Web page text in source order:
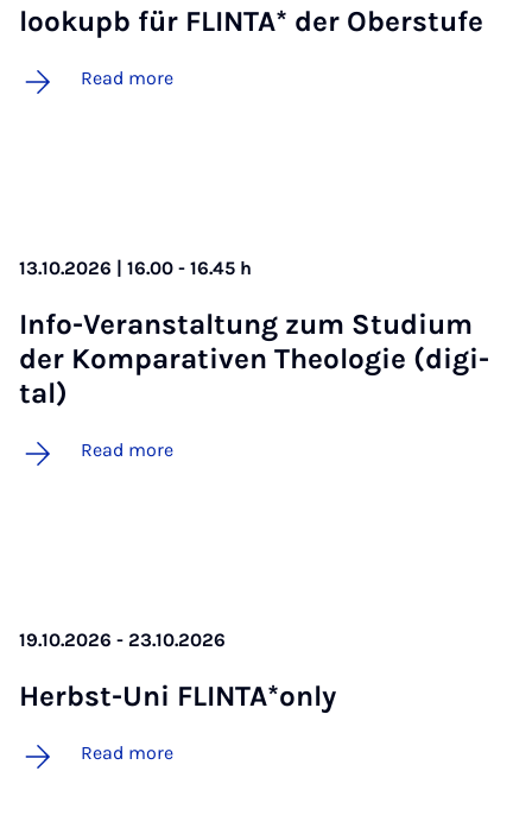
look­upb für FLINTA* der Ober­stufe
Read more
13.10.2026 | 16.00 - 16.45 h
In­­fo-Ver­­an­stal­­tung zum Stu­di­um
der Kom­pa­ra­ti­ven Theo­lo­­gie (di­­gi­
tal)
Read more
19.10.2026 - 23.10.2026
Herbst-Uni FLINTA*only
Read more